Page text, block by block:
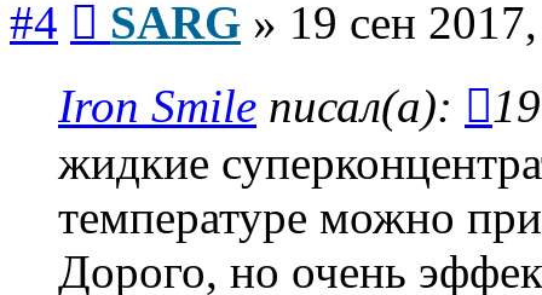
#4 SARG » 19 сен
Iron Smile писал(а):
жидкие
температуре можно
Дорого, но очень